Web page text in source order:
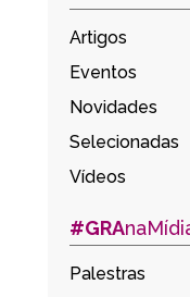
Artigos
Eventos
Novidades
Selecionadas
Vídeos
#GRA
Palestras